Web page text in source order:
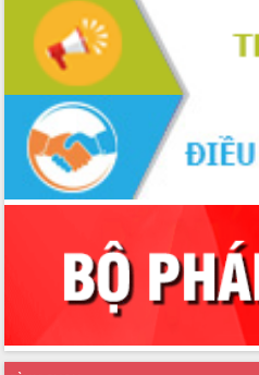
Ứng dụng sinh trắc học - Bước tiến
trong hành trình chuyển đổi số tại Đắk
Lắk
Đắk Lắk nâng cao hiệu quả công tác
Đảng từ Sổ tay đảng viên điện tử
Đắk Lắk đẩy mạnh nuôi biển công
nghệ, hướng tới phát triển thủy sản
bền vững
Tập huấn nâng cao năng lực triển khai
chuyển đổi số cho cán bộ, công chức
Đắk Lắk phát động hưởng ứng Ngày
Quyền của người tiêu dùng Việt Nam
Đẩy mạnh cải cách hành chính, quyết
tâm đạt được mục tiêu tăng trưởng